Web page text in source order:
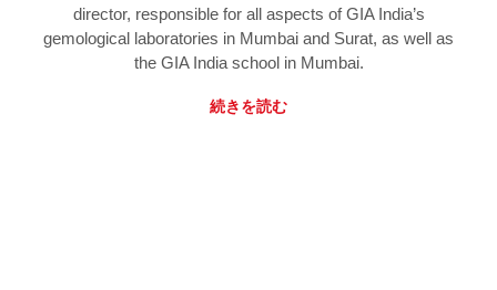
director, responsible for all aspects of GIA India’s
gemological laboratories in Mumbai and Surat, as well as
the GIA India school in Mumbai.
続きを読む